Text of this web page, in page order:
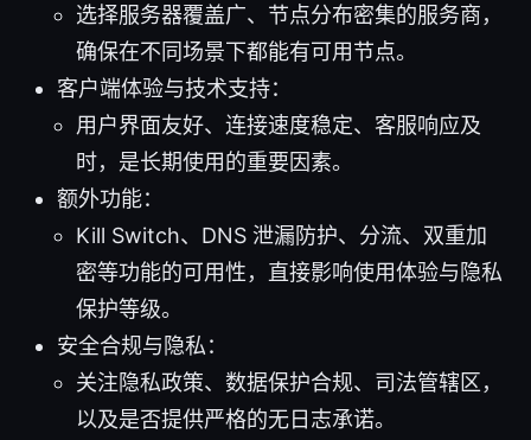
选择服务器覆盖广、节点分布密集的服务商，
确保在不同场景下都能有可用节点。
客户端体验与技术支持：
用户界面友好、连接速度稳定、客服响应及
时，是长期使用的重要因素。
额外功能：
Kill Switch、DNS 泄漏防护、分流、双重加
密等功能的可用性，直接影响使用体验与隐私
保护等级。
安全合规与隐私：
关注隐私政策、数据保护合规、司法管辖区，
以及是否提供严格的无日志承诺。